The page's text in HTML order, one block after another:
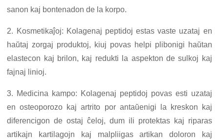
sanon kaj bontenadon de la korpo.
2. Kosmetikaĵoj: Kolagenaj peptidoj estas vaste uzataj en
haŭtaj zorgaj produktoj, kiuj povas helpi plibonigi haŭtan
elastecon kaj brilon, kaj redukti la aspekton de sulkoj kaj
fajnaj linioj.
3. Medicina kampo: Kolagenaj peptidoj povas esti uzataj
en osteoporozo kaj artrito por antaŭenigi la kreskon kaj
diferencigon de ostaj ĉeloj, dum ili protektas kaj riparas
artikajn kartilagojn kaj malpliigas artikan doloron kaj